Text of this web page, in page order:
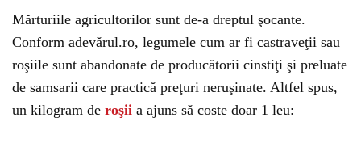
Mărturiile agricultorilor sunt de-a dreptul şocante.
Conform adevărul.ro, legumele cum ar fi castraveţii sau
roşiile sunt abandonate de producătorii cinstiţi şi preluate
de samsarii care practică preţuri neruşinate. Altfel spus,
un kilogram de roşii a ajuns să coste doar 1 leu: